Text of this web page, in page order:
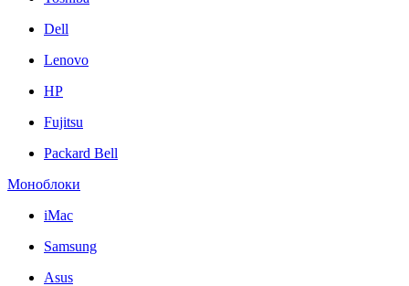
Dell
Lenovo
HP
Fujitsu
Packard Bell
Моноблоки
iMac
Samsung
Asus